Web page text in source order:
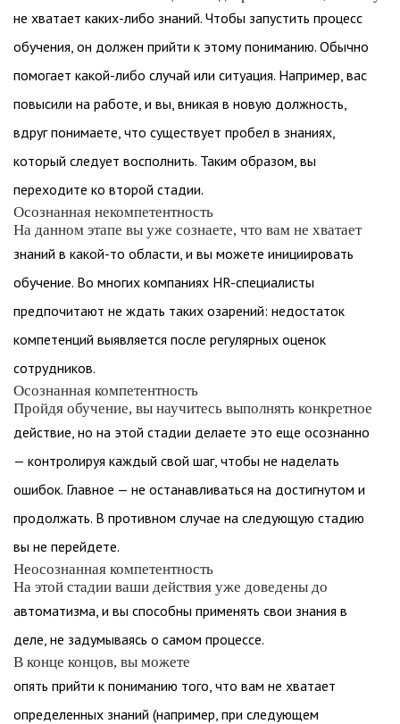
не хватает каких-либо знаний. Чтобы запустить процесс
обучения, он должен прийти к этому пониманию. Обычно
помогает какой-либо случай или ситуация. Например, вас
повысили на работе, и вы, вникая в новую должность,
вдруг понимаете, что существует пробел в знаниях,
который следует восполнить. Таким образом, вы
переходите ко второй стадии.
Осознанная некомпетентность
На данном этапе вы уже сознаете, что вам не хватает
знаний в какой-то области, и вы можете инициировать
обучение. Во многих компаниях HR-специалисты
предпочитают не ждать таких озарений: недостаток
компетенций выявляется после регулярных оценок
сотрудников.
Осознанная компетентность
Пройдя обучение, вы научитесь выполнять конкретное
действие, но на этой стадии делаете это еще осознанно
— контролируя каждый свой шаг, чтобы не наделать
ошибок. Главное — не останавливаться на достигнутом и
продолжать. В противном случае на следующую стадию
вы не перейдете.
Неосознанная компетентность
На этой стадии ваши действия уже доведены до
автоматизма, и вы способны применять свои знания в
деле, не задумываясь о самом процессе.
В конце концов, вы можете
опять прийти к пониманию того, что вам не хватает
определенных знаний (например, при следующем